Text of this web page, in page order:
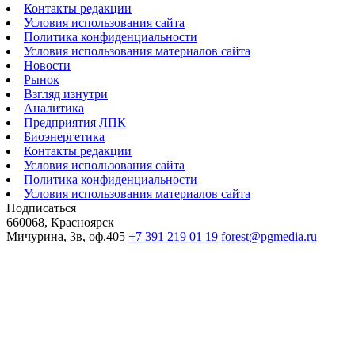
Контакты редакции
Условия использования сайта
Политика конфиденциальности
Условия использования материалов сайта
Новости
Рынок
Взгляд изнутри
Аналитика
Предприятия ЛПК
Биоэнергетика
Контакты редакции
Условия использования сайта
Политика конфиденциальности
Условия использования материалов сайта
Подписаться
660068, Красноярск
Мичурина, 3в, оф.405 +7 391 219 01 19 forest@pgmedia.ru